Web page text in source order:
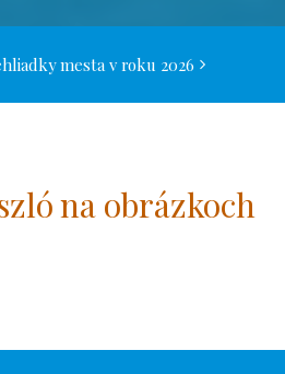
mesta v roku 2026
na obrázkoch